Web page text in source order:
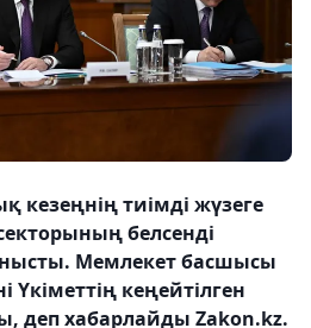
кезеңнің тиімді жүзеге
белсенді
Мемлекет басшысы
кеңейтілген
деп хабарлайды Zakon.kz.